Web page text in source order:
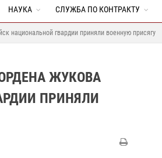
НАУКА СЛУЖБА ПО КОНТРАКТУ
национальной гвардии приняли военную присягу
ЖУКОВА
ПРИНЯЛИ